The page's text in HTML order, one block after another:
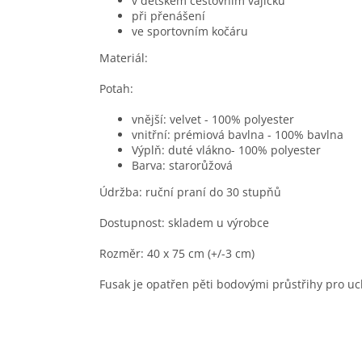
při přenášení
ve sportovním kočáru
Materiál:
Potah:
vnější: velvet - 100% polyester
vnitřní: prémiová bavlna - 100% bavlna
Výplň: duté vlákno- 100% polyester
Barva: starorůžová
Údržba: ruční praní do 30 stupňů
Dostupnost: skladem u výrobce
Rozměr: 40 x 75 cm (+/-3 cm)
Fusak je opatřen pěti bodovými průstřihy pro